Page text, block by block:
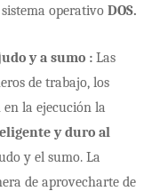
operativo DOS.
y a sumo : Las
de trabajo, los
la ejecución la
y duro al
y el sumo. La
de aprovecharte de